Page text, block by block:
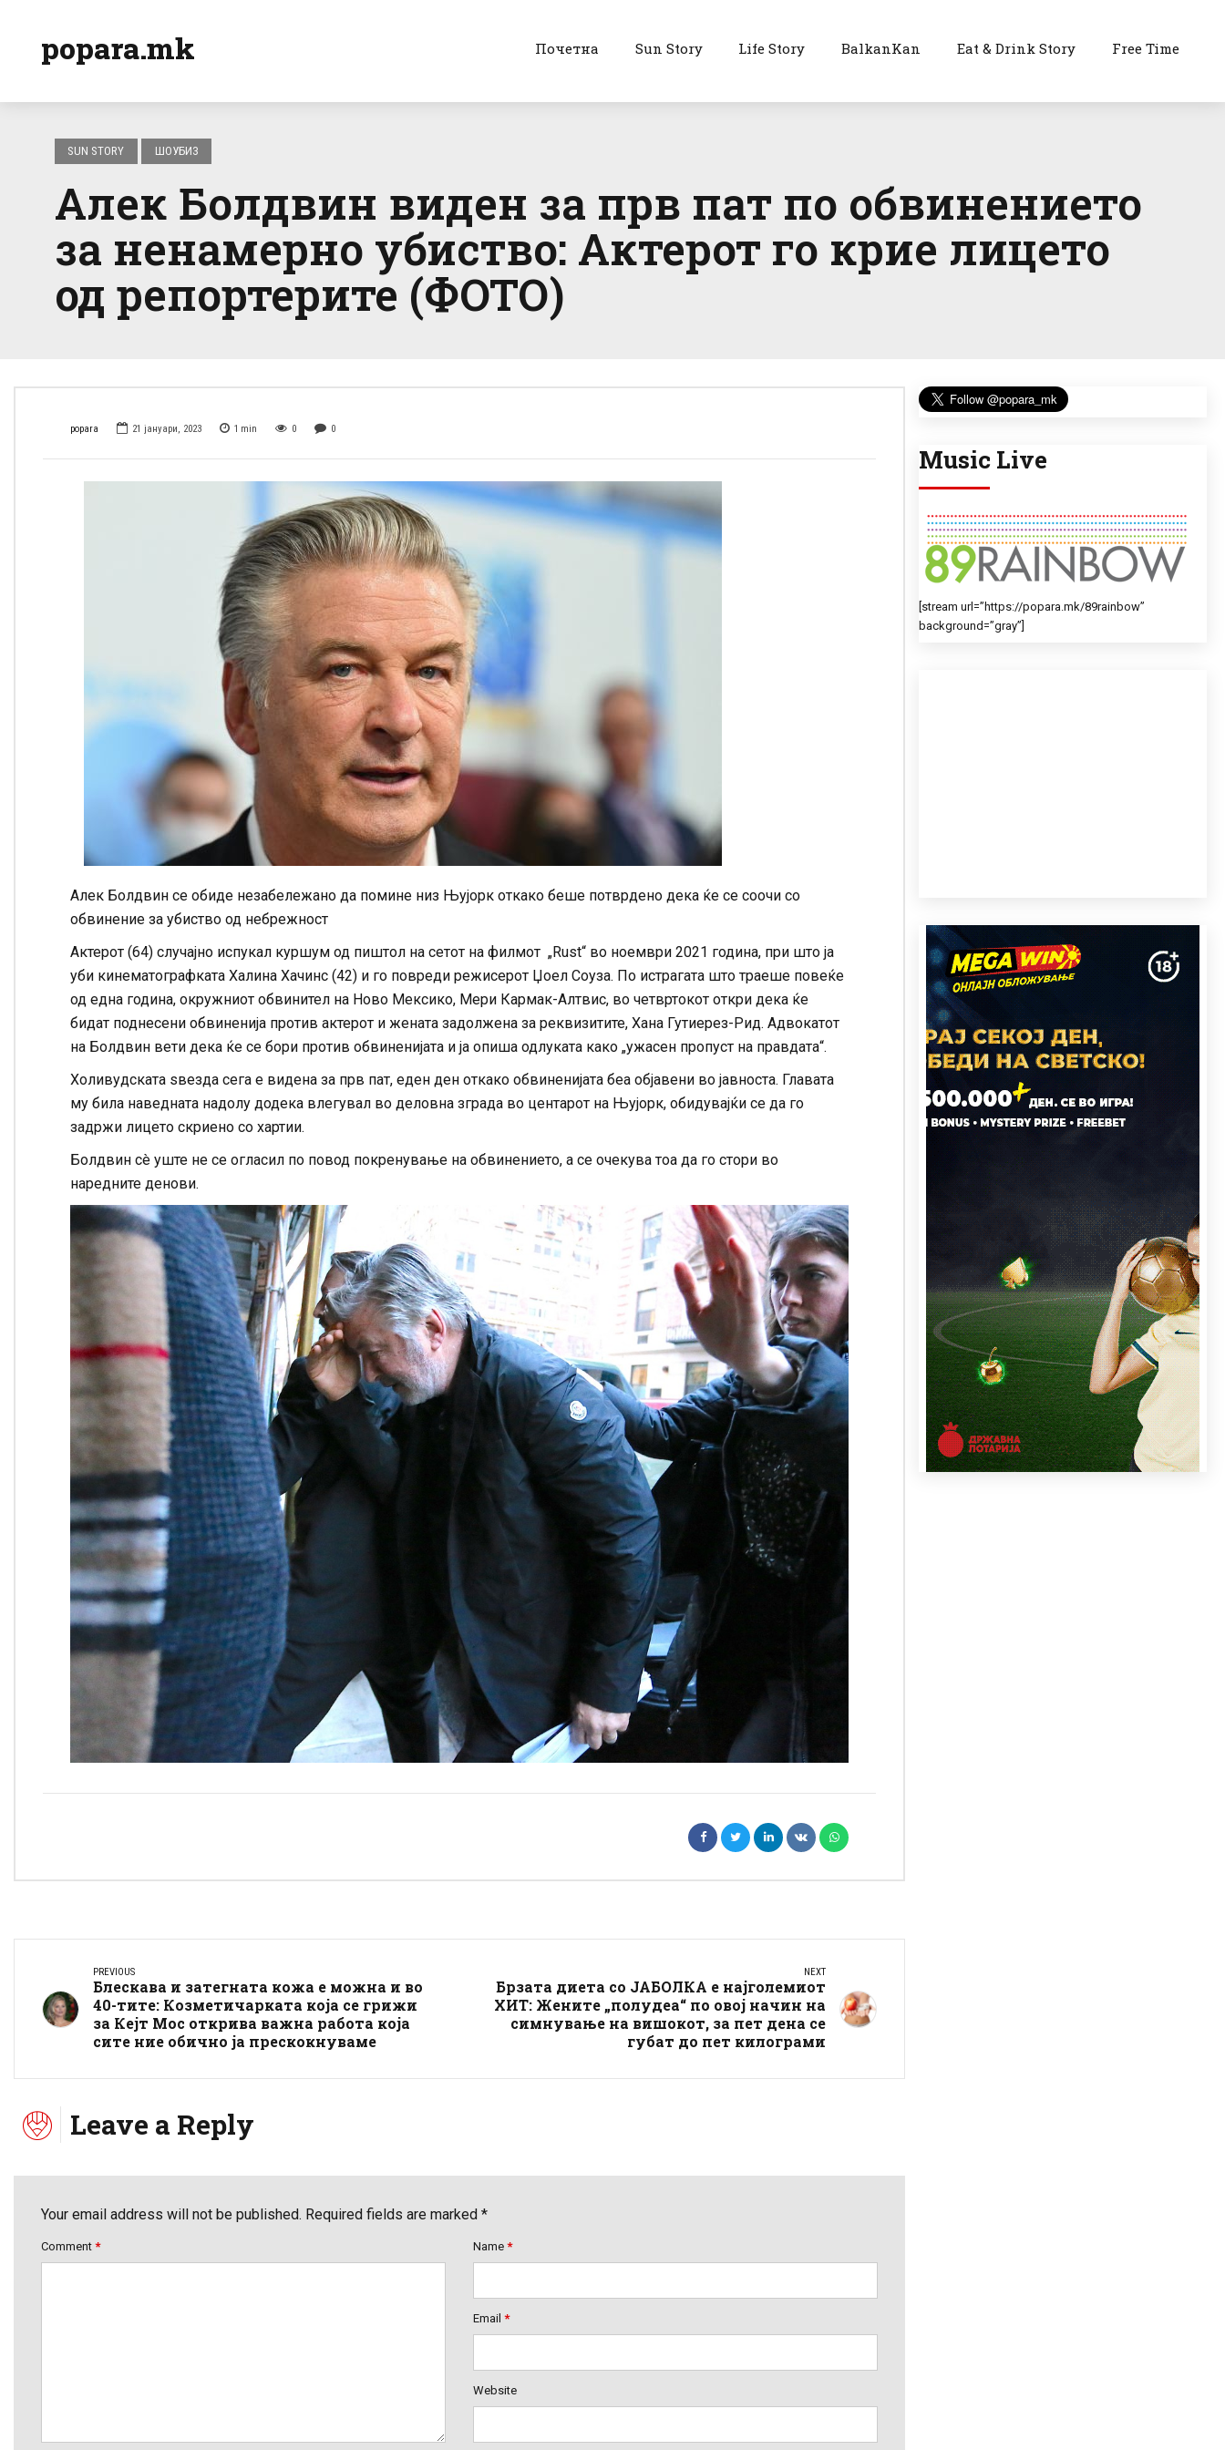
popara.mk Почетна Sun Story Life Story BalkanKan Eat & Drink Story Free Time
SUN STORY ШОУБИЗ
Алек Болдвин виден за прв пат по обвинението
за ненамерно убиство: Актерот го крие лицето
од репортерите (ФОТО)
popara 21 јануари, 2023 1 min 0 0
Алек Болдвин се обиде незабележано да помине низ Њујорк откако беше потврдено дека ќе се соочи со
обвинение за убиство од небрежност
Актерот (64) случајно испукал куршум од пиштол на сетот на филмот „Rust“ во ноември 2021 година, при што ја
уби кинематографката Халина Хачинс (42) и го повреди режисерот Џоел Соуза. По истрагата што траеше повеќе
од една година, окружниот обвинител на Ново Мексико, Мери Кармак-Алтвис, во четвртокот откри дека ќе
бидат поднесени обвиненија против актерот и жената задолжена за реквизитите, Хана Гутиерез-Рид. Адвокатот
на Болдвин вети дека ќе се бори против обвиненијата и ја опиша одлуката како „ужасен пропуст на правдата“.
Холивудската ѕвезда сега е видена за прв пат, еден ден откако обвиненијата беа објавени во јавноста. Главата
му била наведната надолу додека влегувал во деловна зграда во центарот на Њујорк, обидувајќи се да го
задржи лицето скриено со хартии.
Болдвин сè уште не се огласил по повод покренување на обвинението, а се очекува тоа да го стори во
наредните денови.
PREVIOUS
Блескава и затегната кожа е можна и во
40-тите: Козметичарката која се грижи
за Кејт Мос открива важна работа која
сите ние обично ја прескокнуваме
NEXT
Брзата диета со ЈАБОЛКА е најголемиот
ХИТ: Жените „полудеа“ по овој начин на
симнување на вишокот, за пет дена се
губат до пет килограми
Leave a Reply
Your email address will not be published. Required fields are marked *
Comment * Name *
Email *
Website
Music Live
[stream url=”https://popara.mk/89rainbow”
background=”gray”]